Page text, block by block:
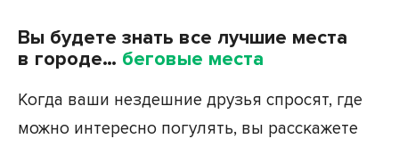
Вы будете знать все лучшие места
в городе… беговые места
Когда ваши нездешние друзья спросят, где
можно интересно погулять, вы расскажете